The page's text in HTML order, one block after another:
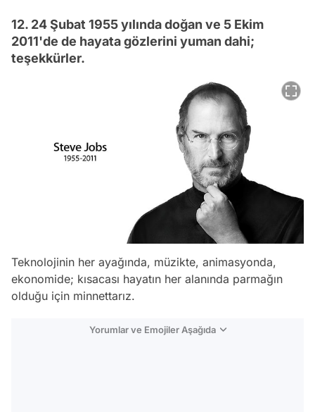
12. 24 Şubat 1955 yılında doğan ve 5 Ekim
2011'de de hayata gözlerini yuman dahi;
teşekkürler.
Teknolojinin her ayağında, müzikte, animasyonda,
ekonomide; kısacası hayatın her alanında parmağın
olduğu için minnettarız.
Yorumlar ve Emojiler Aşağıda